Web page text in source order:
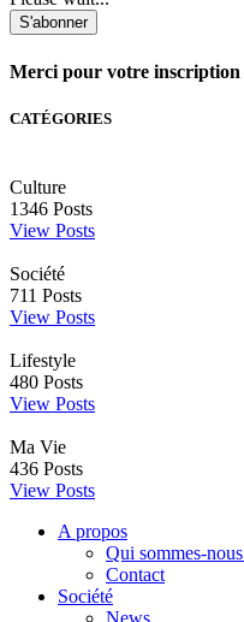
S'abonner
Merci pour votre inscription
CATÉGORIES
Culture
1346 Posts
View Posts
Société
711 Posts
View Posts
Lifestyle
480 Posts
View Posts
Ma Vie
436 Posts
View Posts
A propos
Qui sommes-
Contact
Société
News